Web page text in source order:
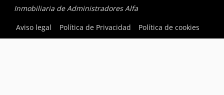
Inmobiliaria de Administradores Alfa
Aviso legal
Política de Privacidad Política de cookies